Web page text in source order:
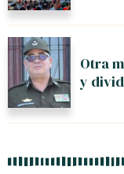
Otra
y